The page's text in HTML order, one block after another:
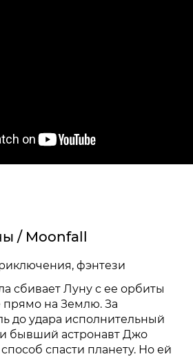
/ Moonfall
фэнтези
сбивает Луну с ее орбиты
прямо на Землю. За
до удара исполнительный
бывший астронавт Джо
спасти планету. Но ей